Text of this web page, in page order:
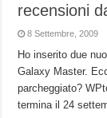
recensioni
8 Settembre, 2009
Ho inserito due
Galaxy Master.
parcheggiato?
termina il 24